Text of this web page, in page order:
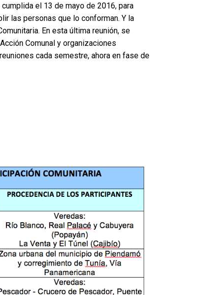
el 13 de mayo de 2016, para
las personas que lo conforman. Y la
En esta última reunión, se
Comunal y organizaciones
cada semestre, ahora en fase de